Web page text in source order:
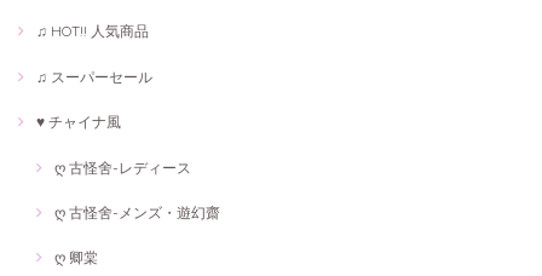
♫ HOT!! 人気商品
♫ スーパーセール
♥ チャイナ風
ღ 古怪舍-レディース
ღ 古怪舍-メンズ・遊幻齋
ღ 卿棠